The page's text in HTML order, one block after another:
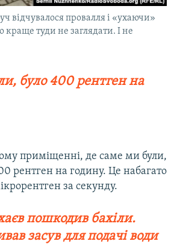
відчувалося провалля і «ухаючи»
краще туди не заглядати. І не
було 400 рентген на
приміщенні, де саме ми були,
рентген на годину. Це набагато
за секунду.
пошкодив бахіли.
засув для подачі води